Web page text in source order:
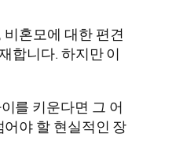
혼모에 대한 편견
합니다. 하지만 이
를 키운다면 그 어
야 할 현실적인 장